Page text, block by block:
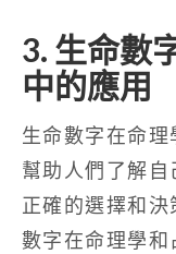
3. 生命數
中的應用
生命數字在命
幫助人們了解
正確的選擇和
數字在命理學